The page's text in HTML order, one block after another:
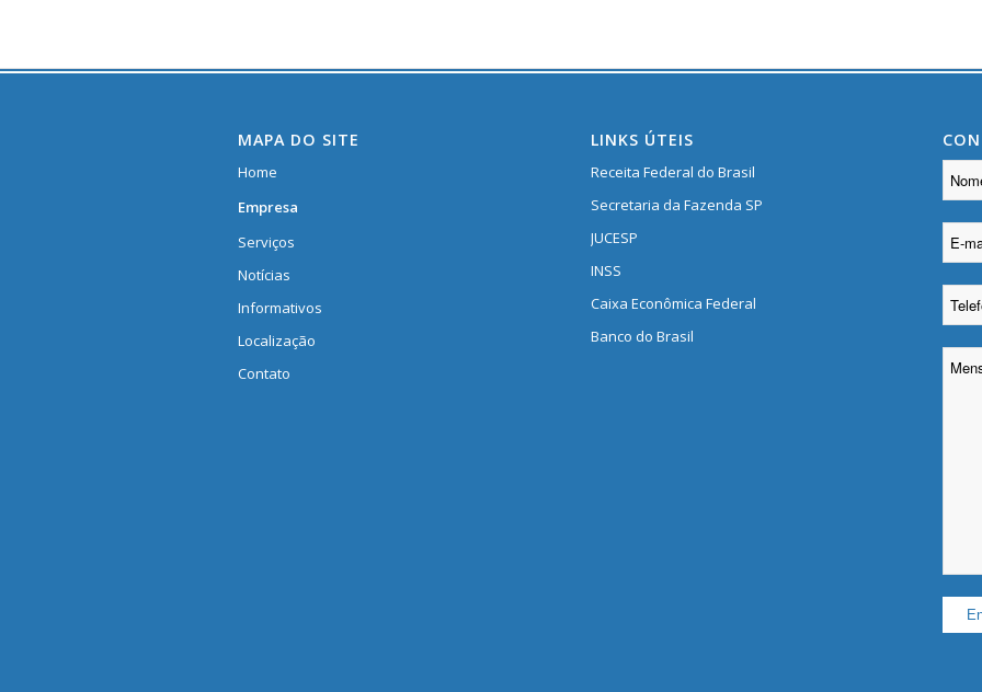
MAPA DO SITE
Home
Empresa
Serviços
Notícias
Informativos
Localização
Contato
LINKS ÚTEIS
Receita Federal do Brasil
Secretaria da Fazenda SP
JUCESP
INSS
Caixa Econômica Federal
Banco do Brasil